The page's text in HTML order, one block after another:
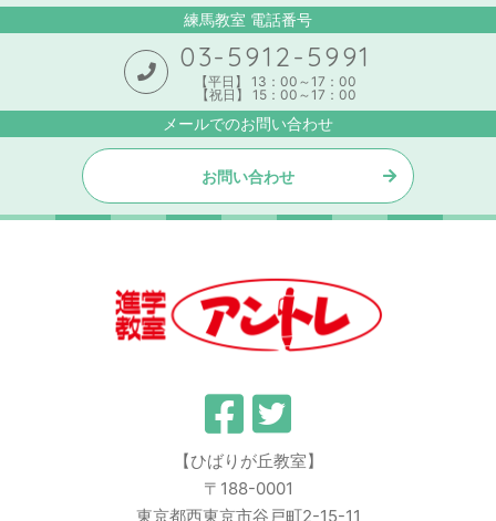
練馬教室 電話番号
03-5912-5991
【平日】 13：00～17：00
【祝日】 15：00～17：00
メールでのお問い合わせ
お問い合わせ
【ひばりが丘教室】
〒188-0001
東京都西東京市谷戸町2-15-11